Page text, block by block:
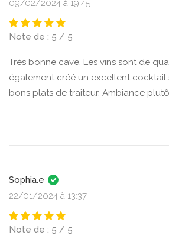
09/02/2024 à 19:45
Note de : 5 / 5
Très bonne cave. Les vins sont de
également créé un excellent cocktail
bons plats de traiteur. Ambiance
Sophia.e
22/01/2024 à 13:37
Note de : 5 / 5